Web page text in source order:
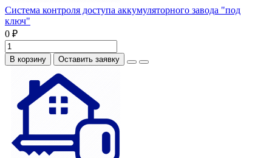
Система контроля доступа аккумуляторного завода "под
ключ"
0 ₽
В корзину Оставить заявку